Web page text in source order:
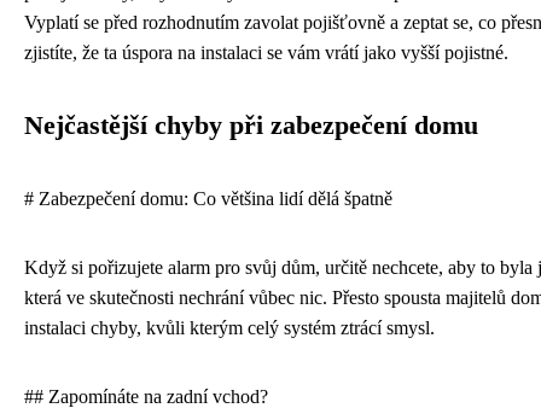
Vyplatí se před rozhodnutím zavolat pojišťovně a zeptat se, co
zjistíte, že ta úspora na instalaci se vám vrátí jako vyšší pojistné.
Nejčastější chyby při zabezpečení domu
# Zabezpečení domu: Co většina lidí dělá špatně
Když si pořizujete alarm pro svůj dům, určitě nechcete, aby to byla
která ve skutečnosti nechrání vůbec nic. Přesto spousta majitelů
instalaci chyby, kvůli kterým celý systém ztrácí smysl.
## Zapomínáte na zadní vchod?